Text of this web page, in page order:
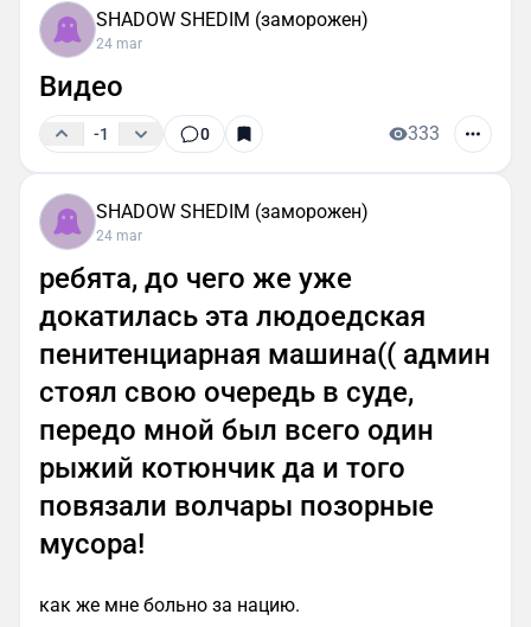
SHADOW SHEDIM (заморожен)
24 mar
Видео
-1 0 333
SHADOW SHEDIM (заморожен)
24 mar
ребята, до чего же уже
докатилась эта людоедская
пенитенциарная машина(( админ
стоял свою очередь в суде,
передо мной был всего один
рыжий котюнчик да и того
повязали волчары позорные
мусора!
как же мне больно за нацию.